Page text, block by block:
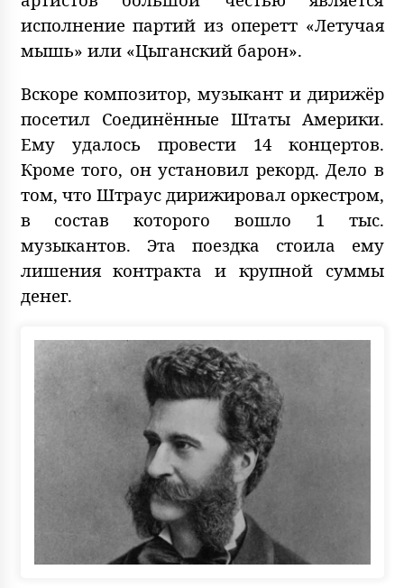
исполнение партий из оперетт «Летучая
мышь» или «Цыганский барон».
Вскоре композитор, музыкант и дирижёр
посетил Соединённые Штаты Америки.
Ему удалось провести 14 концертов.
Кроме того, он установил рекорд. Дело в
том, что Штраус дирижировал оркестром,
в состав которого вошло 1 тыс.
музыкантов. Эта поездка стоила ему
лишения контракта и крупной суммы
денег.